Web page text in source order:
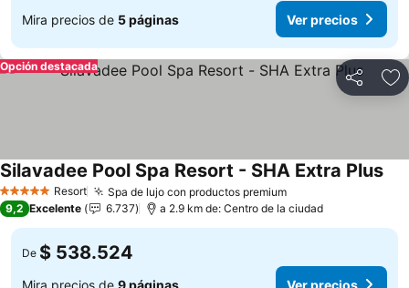
Mira precios de 5 páginas Ver precios
Compartir
Opción destacada
5 Estrellas Resort Spa de lujo con productos premium
Silavadee Pool Spa Resort - SHA Extra Plus
9,2 Excelente 6.737 a 2.9 km de: Centro de la ciudad
De $ 538.524
Mira precios de 9 páginas Ver precios